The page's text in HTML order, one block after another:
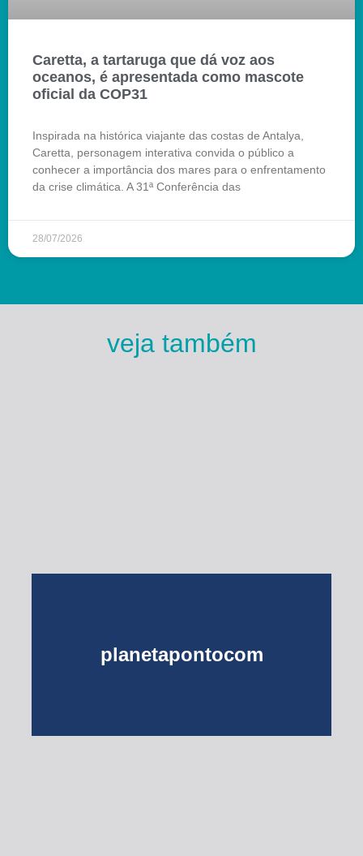
Caretta, a tartaruga que dá voz aos
oceanos, é apresentada como mascote
oficial da COP31
Inspirada na histórica viajante das costas de Antalya,
Caretta, personagem interativa convida o público a
conhecer a importância dos mares para o enfrentamento
da crise climática. A 31ª Conferência das
28/07/2026
veja também
planetapontocom